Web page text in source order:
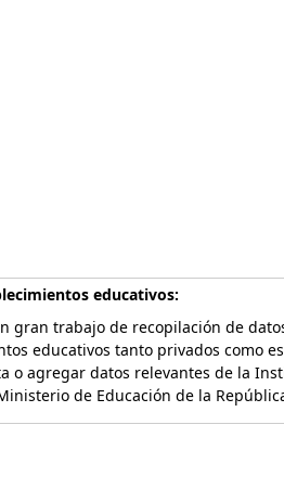
educativos:
gran trabajo de recopilación de
educativos tanto privados como
agregar datos relevantes de la
de Educación de la